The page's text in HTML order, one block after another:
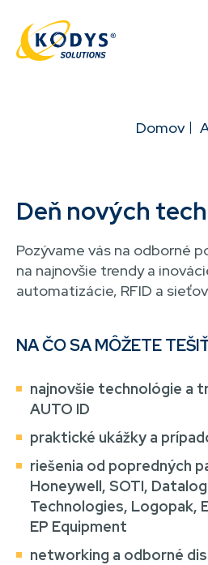
hlavnímu
obsahu
DROBEČKOVÁDomov
Deň nových
Pozývame vás na odborné
na najnovšie trendy a
automatizácie, RFID a
NA ČO SA MÔŽETE
najnovšie technológie a
AUTO ID
praktické ukážky a
riešenia od popredných
Honeywell, SOTI,
Technologies, Logopak,
EP Equipment
networking a odborné